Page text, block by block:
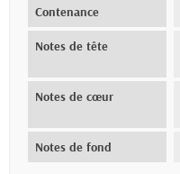
Contenance
Notes de tête
Notes de cœur
Notes de fond